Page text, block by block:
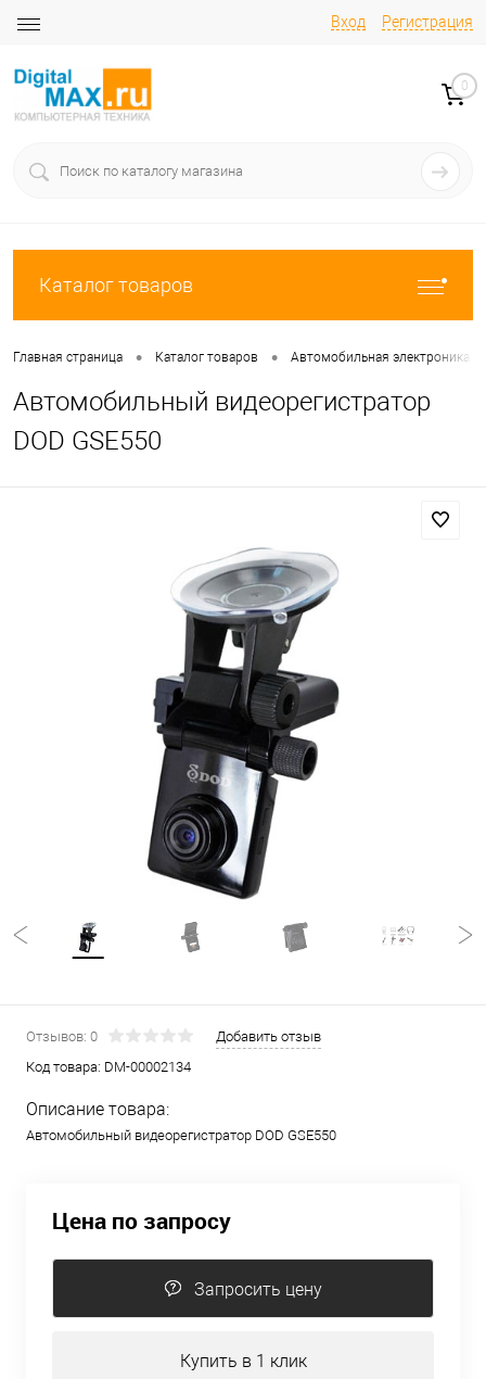
Вход Регистрация
0
Каталог товаров
Главная страница • Каталог товаров • Автомобильная электроника
Автомобильный видеорегистратор
DOD GSE550
Отзывов: 0
Добавить отзыв
Код товара: DM-00002134
Описание товара:
Автомобильный видеорегистратор DOD GSE550
Цена по запросу
Запросить цену
Купить в 1 клик